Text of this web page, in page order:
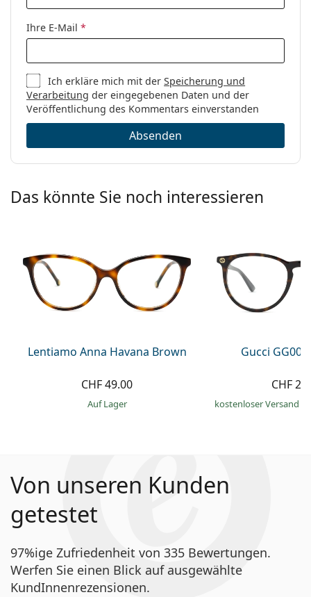
Ihre E-Mail *
Ich erkläre mich mit derSpeicherung und
Verarbeitung der eingegebenen Daten und der
Veröffentlichung des Kommentars einverstanden
Absenden
Das könnte Sie noch interessieren
Lentiamo Anna Havana Brown
CHF 49.00
auf Lager
Gucci
CHF
kostenloser Versand
Von unseren Kunden
getestet
97%ige Zufriedenheit von 335 Bewertungen.
Werfen Sie einen Blick auf ausgewählte
KundInnenrezensionen.